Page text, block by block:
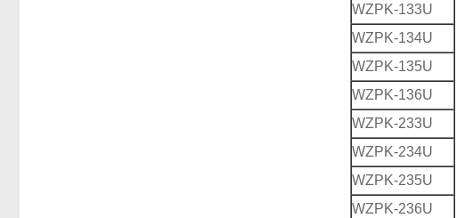
WZPK-133U
WZPK-134U
WZPK-135U
WZPK-136U
WZPK-233U
WZPK-234U
WZPK-235U
WZPK-236U